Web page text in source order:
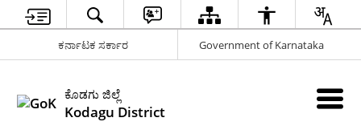
ಕರ್ನಾಟಕ ಸರ್ಕಾರ Government of Karnataka
ಕೊಡಗು ಜಿಲ್ಲೆ
Kodagu District